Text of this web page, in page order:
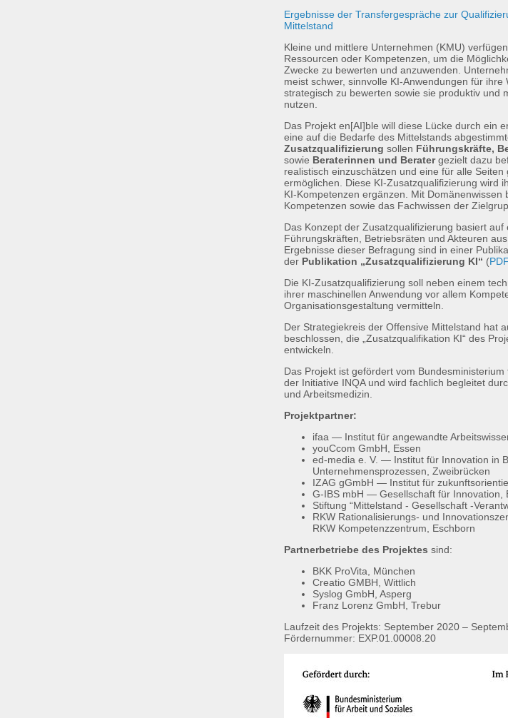
Ergebnisse der Transfergespräche zur
Mittelstand
Kleine und mittlere Unternehmen (KMU)
Ressourcen oder Kompetenzen, um die
Zwecke zu bewerten und anzuwenden.
meist schwer, sinnvolle KI-Anwendungen für
strategisch zu bewerten sowie sie produktiv und
nutzen.
Das Projekt en[AI]ble will diese Lücke durch ein
eine auf die Bedarfe des Mittelstands
Zusatzqualifizierung sollen Führungskräfte,
sowie Beraterinnen und Beratergezielt dazu
realistisch einzuschätzen und eine für alle
ermöglichen. Diese KI-Zusatzqualifizierung wird
KI-Kompetenzen ergänzen. Mit Domänenwissen
Kompetenzen sowie das Fachwissen der
Das Konzept der Zusatzqualifizierung basiert
Führungskräften, Betriebsräten und Akteuren
Ergebnisse dieser Befragung sind in einer
der Publikation „Zusatzqualifizierung KI“ (
Die KI-Zusatzqualifizierung soll neben einem
ihrer maschinellen Anwendung vor allem
Organisationsgestaltung vermitteln.
Der Strategiekreis der Offensive Mittelstand hat
beschlossen, die „Zusatzqualifikation KI“ des
entwickeln.
Das Projekt ist gefördert vom
der Initiative INQA und wird fachlich begleitet
und Arbeitsmedizin.
Projektpartner:
ifaa — Institut für angewandte
youCcom GmbH, Essen
ed-media e. V. — Institut für Innovation in
Unternehmensprozessen, Zweibrücken
IZAG gGmbH — Institut für
G-IBS mbH — Gesellschaft für Innovation,
Stiftung “Mittelstand - Gesellschaft -
RKW Rationalisierungs- und
RKW Kompetenzzentrum, Eschborn
Partnerbetriebe des Projektes sind:
BKK ProVita, München
Creatio GMBH, Wittlich
Syslog GmbH, Asperg
Franz Lorenz GmbH, Trebur
Laufzeit des Projekts: September 2020 –
Fördernummer: EXP.01.00008.20